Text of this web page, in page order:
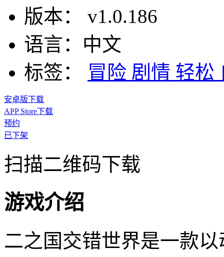
版本：
v1.0.186
语言： 中文
标签：
冒险 剧情 轻松
安卓版下载
APP Store下载
预约
已下架
扫描二维码下载
游戏介绍
二之国交错世界是一款